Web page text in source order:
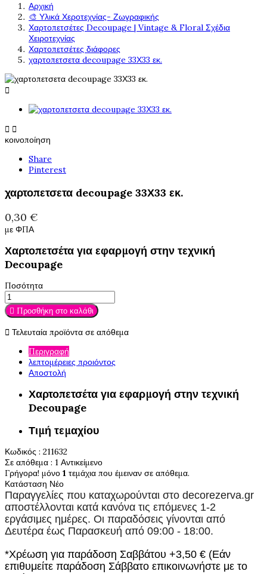
Αρχική
🎨 Υλικά Χεροτεχνίας- Ζωγραφικής
Χαρτοπετσέτες Decoupage | Vintage & Floral Σχέδια
Χειροτεχνίας
Χαρτοπετσέτες διάφορες
χαρτοπετσετα decoupage 33Χ33 εκ.

 
κοινοποίηση
Share
Pinterest
χαρτοπετσετα decoupage 33Χ33 εκ.
0,30 €
με ΦΠΑ
Χαρτοπετσέτα για εφαρμογή στην τεχνική
Decoupage
Ποσότητα
 Προσθήκη στο καλάθι
 Τελευταία προϊόντα σε απόθεμα
Περιγραφή
λεπτομέρειες προιόντος
Αποστολή
Χαρτοπετσέτα για εφαρμογή στην τεχνική
Decoupage
Τιμή τεμαχίου
Κωδικός : 211632
Σε απόθεμα : 1 Αντικείμενο
Γρήγορα! μόνο 1 τεμάχια που έμειναν σε απόθεμα.
Κατάσταση Νέο
Παραγγελίες που καταχωρούνται στο decorezerva.gr
αποστέλλονται κατά κανόνα τις επόμενες 1-2
εργάσιμες ημέρες. Οι παραδόσεις γίνονται από
Δευτέρα έως Παρασκευή από 09:00 - 18:00.
*Χρέωση για παράδοση Σαββάτου +3,50 € (Εάν
επιθυμείτε παράδοση Σάββατο επικοινωνήστε με το